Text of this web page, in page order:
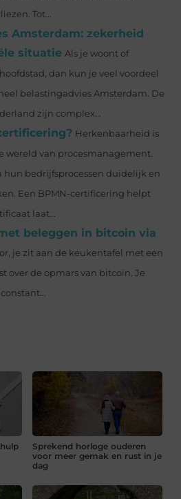
Tot...
Amsterdam: zekerheid
situatie Als je woont of
dan kun je veel voordeel
belastingadvies Amsterdam. De
zijn complex...
Herkenbaarheid is
wereld van procesmanagement.
hun bedrijfsprocessen duidelijk en
Een BPMN-certificering helpt
laat...
beleggen in bitcoin via
je zit aan de keukentafel met een
over de opmars van bitcoin. Je
Sprekend horloge ouderen
voor meer gemak en rust in je
dag